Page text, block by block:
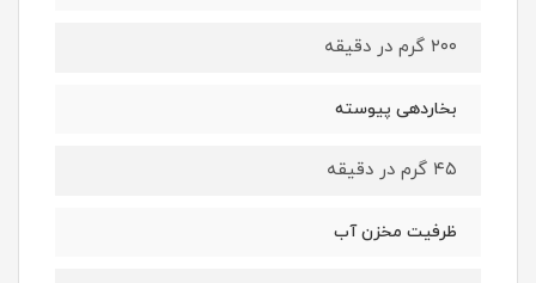
۲۰۰ گرم در دقیقه
بخاردهی پیوسته
۴۵ گرم در دقیقه
ظرفیت مخزن آب